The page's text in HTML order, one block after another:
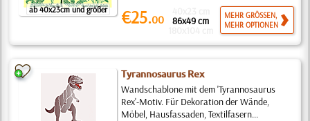
ab 40x23cm und größer €25.00 86x49 cm
MEHR GRÖSSEN,
MEHR OPTIONEN
Tyrannosaurus Rex
Wandschablone mit dem 'Tyrannosaurus
Rex'-Motiv. Für Dekoration der Wände,
Möbel, Hausfassaden, Textilfasern...